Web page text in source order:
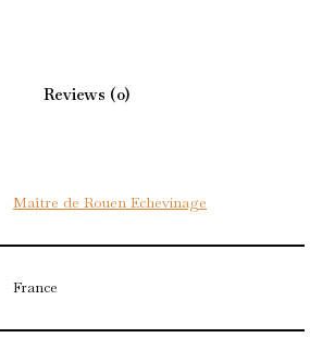
Reviews (0)
Maître de Rouen Echevinage
France